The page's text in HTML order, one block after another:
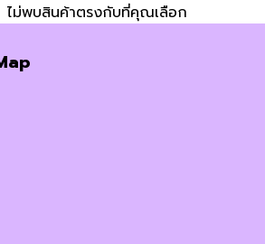
ไม่พบสินค้าตรงกับที่คุณเลือก